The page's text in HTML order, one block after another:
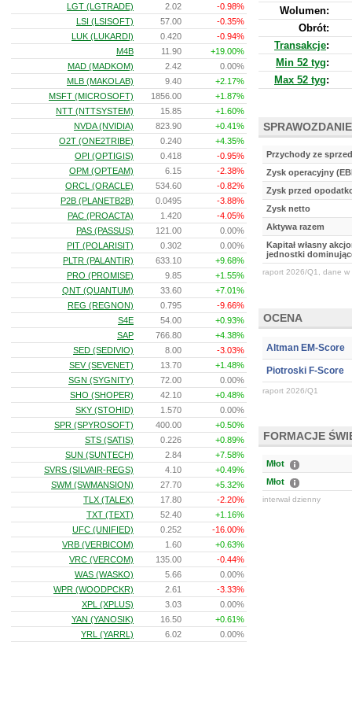
Wolumen:
Obrót:
Transakcje:
Min 52 tyg:
Max 52 tyg:
Przychody ze
Zysk operacyjny
Zysk przed
Zysk netto
Aktywa razem
Kapitał własny
jednostki
raport 2026/Q1, dane w
OCENA
Altman EM-Score
Piotroski F-Score
raport 2026/Q1
FORMACJE
Młot
Młot
interwał dzienny
LGT (LGTRADE)
2.02
-0.98%
LSI (LSISOFT)
57.00
-0.35%
LUK (LUKARDI)
0.420
-0.94%
M4B
11.90
+19.00%
MAD (MADKOM)
2.42
0.00%
MLB (MAKOLAB)
9.40
+2.17%
MSFT (MICROSOFT)
1856.00
+1.87%
NTT (NTTSYSTEM)
15.85
+1.60%
NVDA (NVIDIA)
823.90
+0.41%
O2T (ONE2TRIBE)
0.240
+4.35%
OPI (OPTIGIS)
0.418
-0.95%
OPM (OPTEAM)
6.15
-2.38%
ORCL (ORACLE)
534.60
-0.82%
P2B (PLANETB2B)
0.0495
-3.88%
PAC (PROACTA)
1.420
-4.05%
PAS (PASSUS)
121.00
0.00%
PIT (POLARISIT)
0.302
0.00%
PLTR (PALANTIR)
633.10
+9.68%
PRO (PROMISE)
9.85
+1.55%
QNT (QUANTUM)
33.60
+7.01%
REG (REGNON)
0.795
-9.66%
S4E
54.00
+0.93%
SAP
766.80
+4.38%
SED (SEDIVIO)
8.00
-3.03%
SEV (SEVENET)
13.70
+1.48%
SGN (SYGNITY)
72.00
0.00%
SHO (SHOPER)
42.10
+0.48%
SKY (STOHID)
1.570
0.00%
SPR (SPYROSOFT)
400.00
+0.50%
STS (SATIS)
0.226
+0.89%
SUN (SUNTECH)
2.84
+7.58%
SVRS (SILVAIR-REGS)
4.10
+0.49%
SWM (SWMANSION)
27.70
+5.32%
TLX (TALEX)
17.80
-2.20%
TXT (TEXT)
52.40
+1.16%
UFC (UNIFIED)
0.252
-16.00%
VRB (VERBICOM)
1.60
+0.63%
VRC (VERCOM)
135.00
-0.44%
WAS (WASKO)
5.66
0.00%
WPR (WOODPCKR)
2.61
-3.33%
XPL (XPLUS)
3.03
0.00%
YAN (YANOSIK)
16.50
+0.61%
YRL (YARRL)
6.02 0.00%